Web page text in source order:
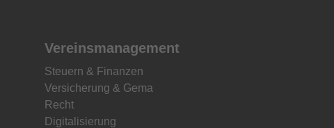
Vereinsmanagement
Steuern & Finanzen
Versicherung & Gema
Recht
Digitalisierung